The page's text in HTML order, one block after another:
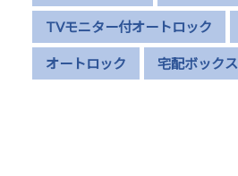
TVモニター付オートロック
オートロック 宅配ボックス